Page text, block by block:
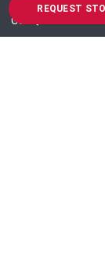
REQUEST
Got Question?